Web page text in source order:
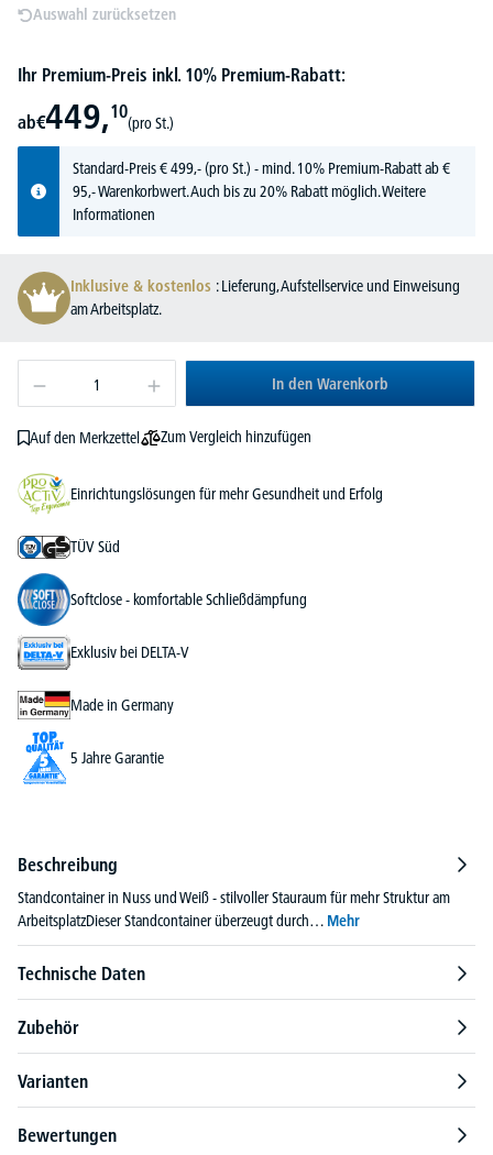
Auswahl zurücksetzen
Ihr Premium-Preis inkl. 10% Premium-Rabatt:
ab€449,10
(pro St.)
Standard-Preis€499,-(pro St.) - mind. 10% Premium-Rabatt ab €
95,- Warenkorbwert. Auch bis zu 20% Rabatt möglich.Weitere
Informationen
Inklusive & kostenlos : Lieferung, Aufstellservice und Einweisung
am Arbeitsplatz.
In den Warenkorb
Auf den Merkzettel Zum Vergleich hinzufügen
Einrichtungslösungen für mehr Gesundheit und Erfolg
TÜV Süd
Softclose - komfortable Schließdämpfung
Exklusiv bei DELTA-V
Made in Germany
5 Jahre Garantie
Beschreibung
Standcontainer in Nuss und Weiß - stilvoller Stauraum für mehr Struktur am
ArbeitsplatzDieser Standcontainer überzeugt durch… Mehr
Technische Daten
Zubehör
Varianten
Bewertungen